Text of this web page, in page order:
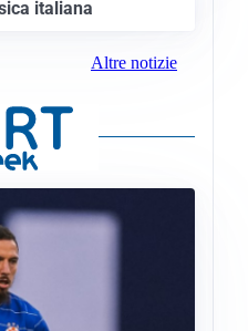
italiana
Altre notizie